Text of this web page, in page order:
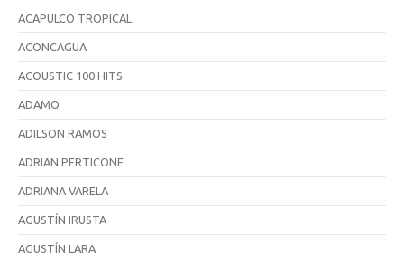
ACAPULCO TROPICAL
ACONCAGUA
ACOUSTIC 100 HITS
ADAMO
ADILSON RAMOS
ADRIAN PERTICONE
ADRIANA VARELA
AGUSTÍN IRUSTA
AGUSTÍN LARA